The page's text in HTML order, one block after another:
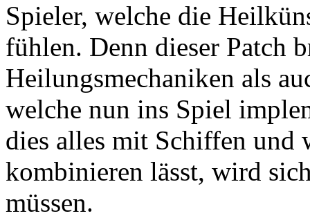
Spieler, welche die
fühlen. Denn dieser Patch
Heilungsmechaniken als
welche nun ins Spiel
dies alles mit Schiffen und
kombinieren lässt, wird
müssen.